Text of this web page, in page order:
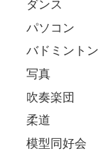
ダンス
パソコン
バドミントン
写真
吹奏楽団
柔道
模型同好会